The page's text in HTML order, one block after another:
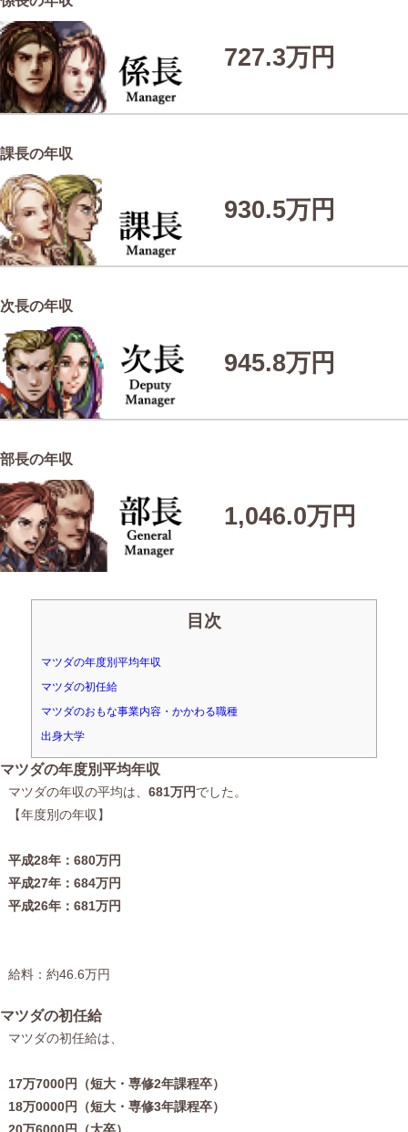
727.3万円
課長の年収
930.5万円
次長の年収
945.8万円
部長の年収
1,046.0万円
目次
マツダの年度別平均年収
マツダの初任給
マツダのおもな事業内容・かかわる職種
出身大学
マツダの年度別平均年収
マツダの年収の平均は、 681万円でした。
【年度別の年収】
平成28年：680万円
平成27年：684万円
平成26年：681万円
給料：約46.6万円
マツダの初任給
マツダの初任給は、
17万7000円（短大・専修2年課程卒）
18万0000円（短大・専修3年課程卒）